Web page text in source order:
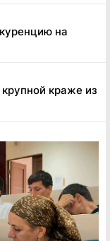
на
краже из